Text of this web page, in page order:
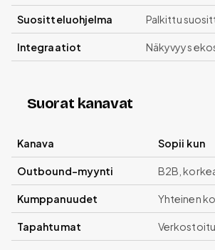
Suositteluohjelma Palkittu
Integraatiot Näkyvyys
Suorat kanavat
Kanava Sopii kun
Outbound-myynti B2B,
Kumppanuudet Yhteinen
Tapahtumat